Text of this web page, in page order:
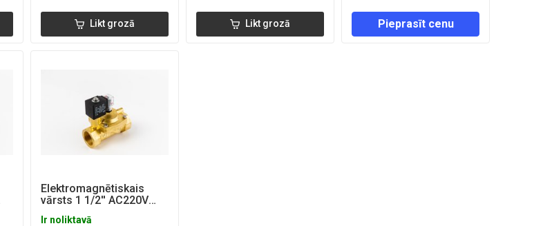
Likt grozā Likt grozā Pieprasīt cenu
Elektromagnētiskais
vārsts 1 1/2'' AC220V
Ir noliktavā